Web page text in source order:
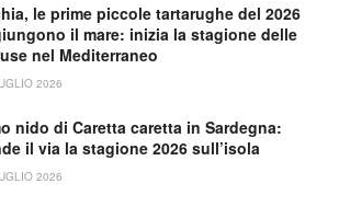
le prime piccole tartarughe del 2026
il mare: inizia la stagione delle
nel Mediterraneo
2026
nido di Caretta caretta in Sardegna:
il via la stagione 2026 sull’isola
2026